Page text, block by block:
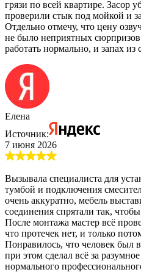
грязи по всей квартире. Засор
проверили стык под мойкой и
Отдельно отмечу, что цену
не было неприятных
работать нормально, и запах из
Елена
Источник:
7 июня 2026
Вызывала специалиста для
тумбой и подключения
очень аккуратно, мебель
соединения спрятали так,
После монтажа мастер всё
что протечек нет, и только
Понравилось, что человек был
при этом сделал всё за
нормального